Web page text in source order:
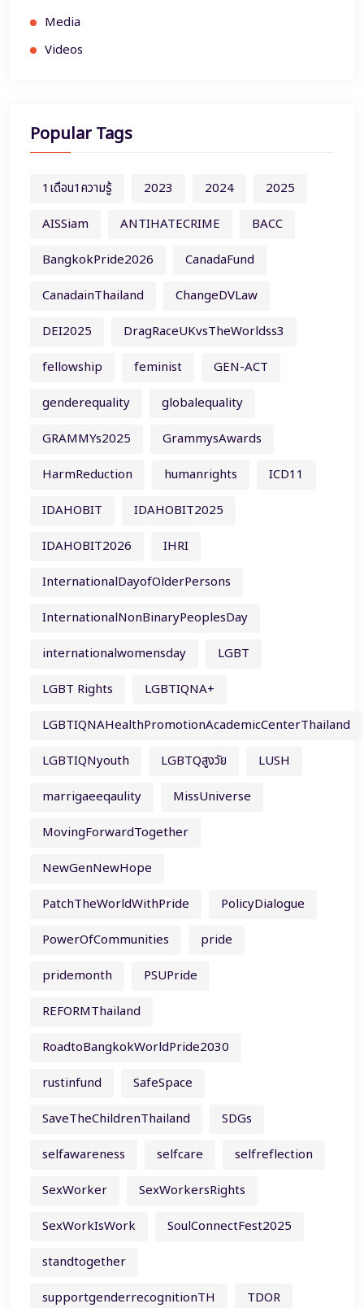
Media
Videos
Popular Tags
1เดือน1ความรู้ 2023 2024
2025
AISSiam
ANTIHATECRIME
BACC
BangkokPride2026
CanadaFund
CanadainThailand
ChangeDVLaw
DEI2025
DragRaceUKvsTheWorldss3
fellowship
feminist
GEN-ACT
genderequality
globalequality
GRAMMYs2025
GrammysAwards
HarmReduction
humanrights
ICD11
IDAHOBIT
IDAHOBIT2025
IDAHOBIT2026
IHRI
InternationalDayofOlderPersons
InternationalNonBinaryPeoplesDay
internationalwomensday
LGBT
LGBT Rights
LGBTIQNA+
LGBTIQNAHealthPromotionAcademicCenterThailand
LGBTIQNyouth
LGBTQสูงวัย
LUSH
marrigaeeqaulity
MissUniverse
MovingForwardTogether
NewGenNewHope
PatchTheWorldWithPride
PolicyDialogue
PowerOfCommunities
pride
pridemonth
PSUPride
REFORMThailand
RoadtoBangkokWorldPride2030
rustinfund
SafeSpace
SaveTheChildrenThailand
SDGs
selfawareness
selfcare
selfreflection
SexWorker
SexWorkersRights
SexWorkIsWork
SoulConnectFest2025
standtogether
supportgenderrecognitionTH
TDOR